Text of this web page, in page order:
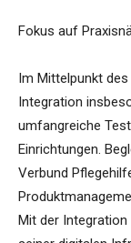
Fokus auf
Im Mittelpunkt
Integration
umfangreiche
Einrichtungen.
Verbund
Mit der